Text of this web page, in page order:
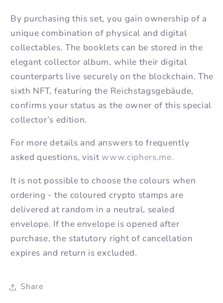
By purchasing this set, you gain ownership of a
unique combination of physical and digital
collectables. The booklets can be stored in the
elegant collector album, while their digital
counterparts live securely on the blockchain. The
sixth NFT, featuring the Reichstagsgebäude,
confirms your status as the owner of this special
collector’s edition.
For more details and answers to frequently
asked questions, visit www.ciphers.me.
It is not possible to choose the colours when
ordering - the coloured crypto stamps are
delivered at random in a neutral, sealed
envelope. If the envelope is opened after
purchase, the statutory right of cancellation
expires and return is excluded.
Share